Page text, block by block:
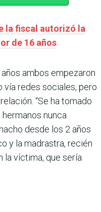
la fiscal autorizó la
de 16 años
ambos empezaron
redes sociales, pero
“Se ha tomado
nunca
desde los 2 años
y la madrastra, recién
la víctima, que sería